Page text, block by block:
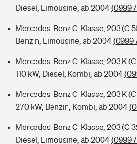
Diesel, Limousine, ab 2004(0999
Mercedes-Benz C-Klasse, 203 (C
Benzin, Limousine, ab 2004(0999
Mercedes-Benz C-Klasse, 203 K (C
110 kW, Diesel, Kombi, ab 2004
Mercedes-Benz C-Klasse, 203 K
270 kW, Benzin, Kombi, ab 2004
Mercedes-Benz C-Klasse, 203 (C
Diesel, Limousine, ab 2004(0999